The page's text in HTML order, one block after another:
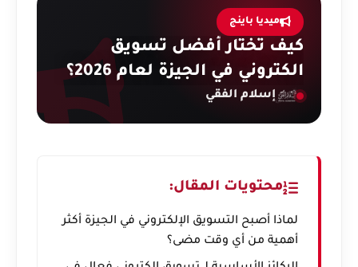
ميديا باينج
كيف تختار أفضل تسويق
الكتروني في الجيزة لعام 2026؟
إسلام الفقي
محتويات المقال:
لماذا أصبح التسويق الإلكتروني في الجيزة أكثر
أهمية من أي وقت مضى؟